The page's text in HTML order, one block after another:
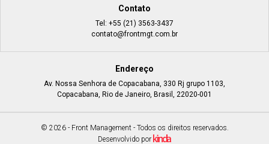
Contato
Tel: +55 (21) 3563-3437
contato@frontmgt.com.br
Endereço
Av. Nossa Senhora de Copacabana, 330 Rj grupo 1103,
Copacabana, Rio de Janeiro, Brasil, 22020-001
© 2026 - Front Management - Todos os direitos reservados.
Desenvolvido por